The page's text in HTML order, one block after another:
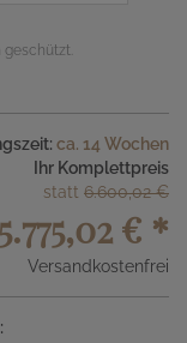
ca. 14 Wochen
Ihr Komplettpreis
statt 6.600,02 €
5.775,02 € *
Versandkostenfrei